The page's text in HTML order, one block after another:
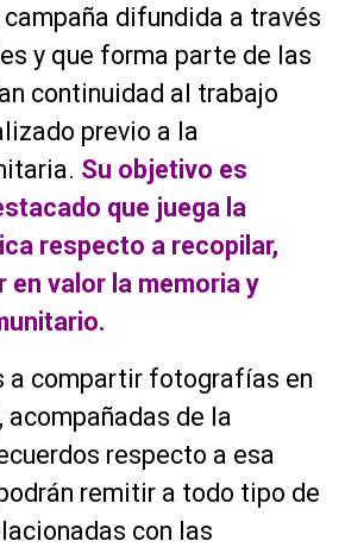
difundida a través
y que forma parte de las
continuidad al trabajo
previo a la
Su objetivo es
que juega la
respecto a recopilar,
en valor la memoria y
a compartir fotografías en
de la
respecto a esa
remitir a todo tipo de
con las